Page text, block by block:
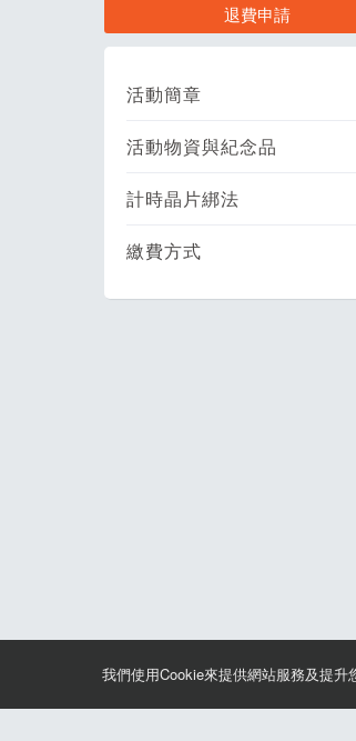
退費申請
活動簡章
活動物資與紀念品
計時晶片綁法
繳費方式
我們使用Cookie來提供網站服務及提